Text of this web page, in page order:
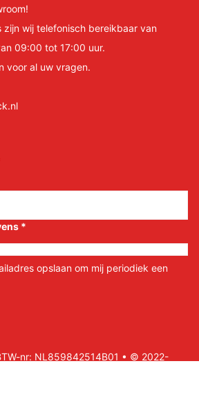
zijn wij telefonisch bereikbaar van
09:00 tot 17:00 uur.
voor al uw vragen.
*
opslaan om mij periodiek een
nr: NL859842514B01 • © 2022-